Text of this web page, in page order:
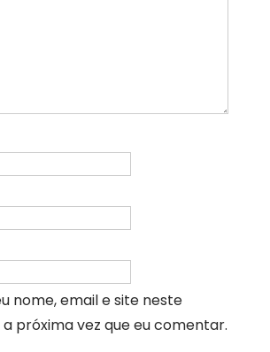
nome, email e site neste
próxima vez que eu comentar.